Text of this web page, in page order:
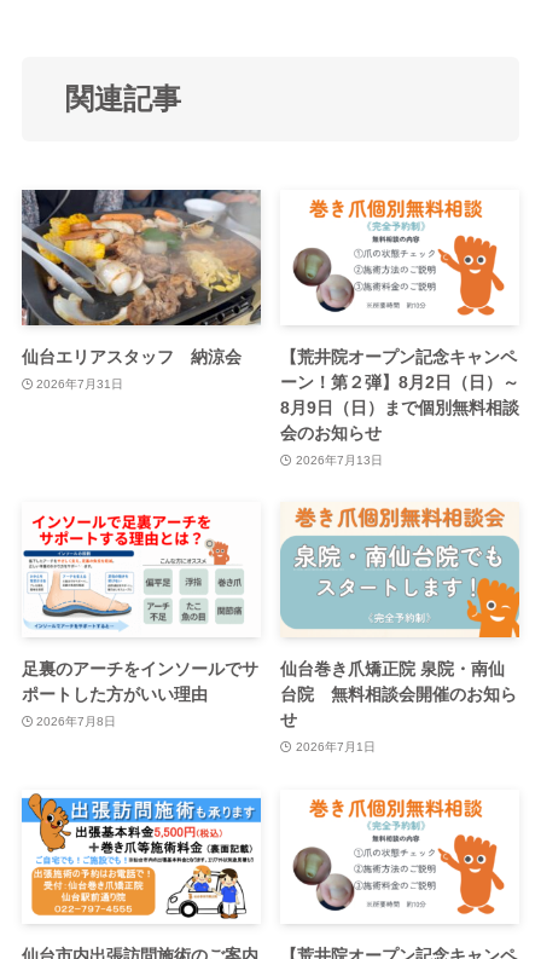
関連記事
仙台エリアスタッフ 納涼会
2026年7月31日
【荒井院オープン記念キャンペ
ーン！第２弾】8月2日（日）～
8月9日（日）まで個別無料相談
会のお知らせ
2026年7月13日
足裏のアーチをインソールでサ
ポートした方がいい理由
2026年7月8日
仙台巻き爪矯正院 泉院・南仙
台院 無料相談会開催のお知ら
せ
2026年7月1日